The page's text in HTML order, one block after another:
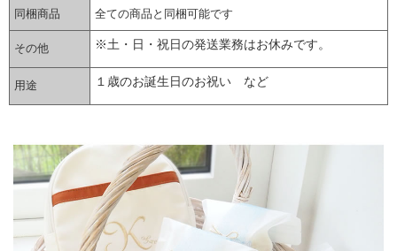
同梱商品 全ての商品と同梱可能です
その他 ※土・日・祝日の発送業務はお休みです。
用途 １歳のお誕生日のお祝い など